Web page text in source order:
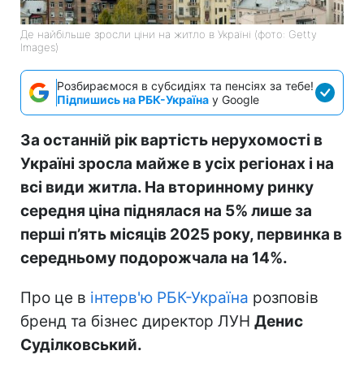
Де найбільше зросли ціни на житло в Україні (фото: Getty
Images)
Розбираємося в субсидіях та пенсіях за тебе!
Підпишись на РБК-Україна у Google
За останній рік вартість нерухомості в
Україні зросла майже в усіх регіонах і на
всі види житла. На вторинному ринку
середня ціна піднялася на 5% лише за
перші п’ять місяців 2025 року, первинка в
середньому подорожчала на 14%.
Про це в інтерв'ю РБК-Україна розповів
бренд та бізнес директор ЛУН Денис
Суділковський.